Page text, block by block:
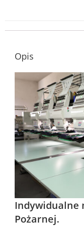
Opis
Indywidualne
Pożarnej.